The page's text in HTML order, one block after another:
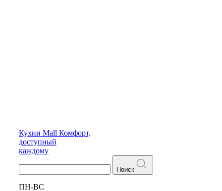
Кухни Mall Комфорт,
доступный
каждому
Поиск
ПН-ВС